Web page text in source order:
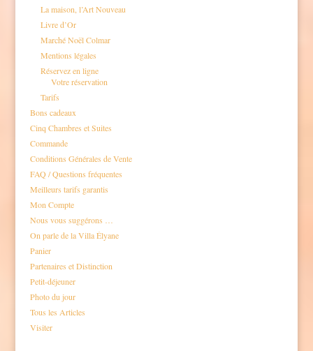
La maison, l’Art Nouveau
Livre d’Or
Marché Noël Colmar
Mentions légales
Réservez en ligne
Votre réservation
Tarifs
Bons cadeaux
Cinq Chambres et Suites
Commande
Conditions Générales de Vente
FAQ / Questions fréquentes
Meilleurs tarifs garantis
Mon Compte
Nous vous suggérons …
On parle de la Villa Élyane
Panier
Partenaires et Distinction
Petit-déjeuner
Photo du jour
Tous les Articles
Visiter